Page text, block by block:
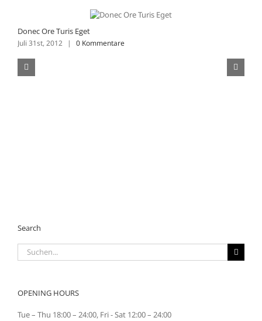
Donec Ore Turis Eget
Juli 31st, 2012 | 0 Kommentare
Search
Suche
nach:
OPENING HOURS
Tue – Thu 18:00 – 24:00, Fri - Sat 12:00 – 24:00